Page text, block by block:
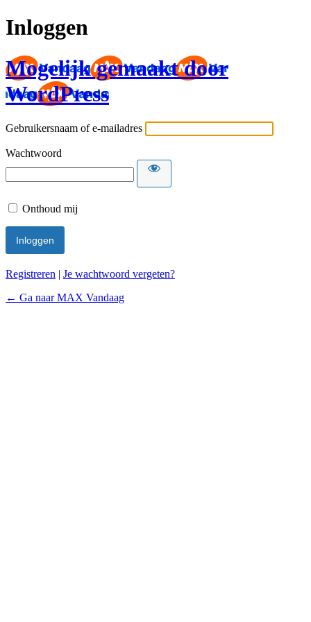
Inloggen
Mogelijk gemaakt door
WordPress
Gebruikersnaam of e-mailadres
Wachtwoord
Onthoud mij
Registreren | Je wachtwoord vergeten?
← Ga naar MAX Vandaag